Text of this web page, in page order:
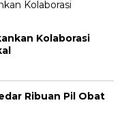
Kolaborasi
Ribuan Pil Obat